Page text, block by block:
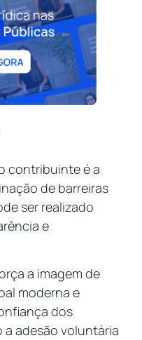
contribuinte é a
de barreiras
ser realizado
e
a imagem de
moderna e
dos
adesão voluntária